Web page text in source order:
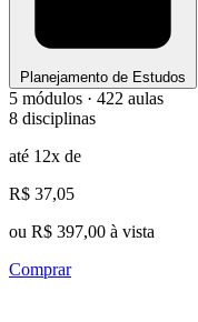
Planejamento de Estudos
5 módulos · 422 aulas
8 disciplinas
até 12x de
R$ 37,05
ou R$ 397,00 à vista
Comprar